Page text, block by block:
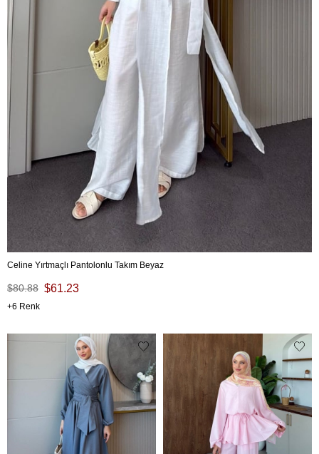
Celine Yırtmaçlı Pantolonlu Takım Beyaz
$61.23
$80.88
6